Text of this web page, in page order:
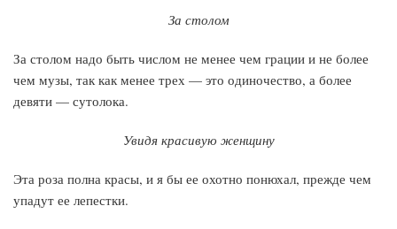
За столом
За столом надо быть числом не менее чем грации и не более
чем музы, так как менее трех — это одиночество, а более
девяти — сутолока.
Увидя красивую женщину
Эта роза полна красы, и я бы ее охотно понюхал, прежде чем
упадут ее лепестки.